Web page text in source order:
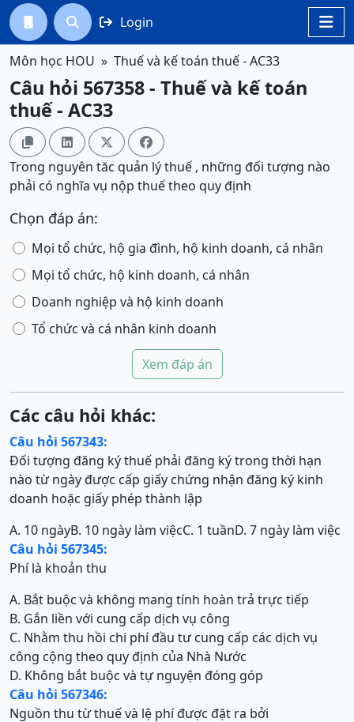

  Login
Môn học HOU Thuế và kế toán thuế - AC33
Câu hỏi 567358 - Thuế và kế toán
thuế - AC33
   
Trong nguyên tăc quản lý thuế , những đối tượng nào
phải có nghĩa vụ nộp thuế theo quy định
Chọn đáp án:
Mọi tổ chức, hộ gia đình, hộ kinh doanh, cá nhân
Mọi tổ chức, hộ kinh doanh, cá nhân
Doanh nghiệp và hộ kinh doanh
Tổ chức và cá nhân kinh doanh
Xem đáp án
Các câu hỏi khác:
Câu hỏi 567343:
Đối tượng đăng ký thuế phải đăng ký trong thời hạn
nào từ ngày được cấp giấy chứng nhận đăng ký kinh
doanh hoặc giấy phép thành lập
A. 10 ngàyB. 10 ngày làm việcC. 1 tuầnD. 7 ngày làm việc
Câu hỏi 567345:
Phí là khoản thu
A. Bắt buộc và không mang tính hoàn trả trực tiếp
B. Gắn liền với cung cấp dịch vụ công
C. Nhằm thu hồi chi phí đầu tư cung cấp các dịch vụ
công cộng theo quy định của Nhà Nước
D. Không bắt buộc và tự nguyện đóng góp
Câu hỏi 567346:
Nguồn thu từ thuế và lệ phí được đặt ra bởi